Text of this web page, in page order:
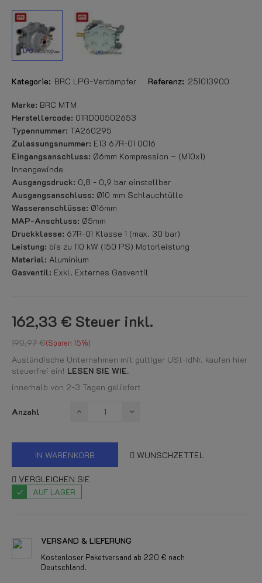
Kategorie: BRC LPG-Verdampfer Referenz: 251013900
Marke: BRC MTM
Herstellercode: 01RD00502653
Typennummer: TA260295
Zulassungsnummer: E13 67R-01 0016
Eingangsanschluss: Ø6mm Kompression – (M10x1)
Innengewinde
Ausgangsdruck: 0,8 - 0,9 bar einstellbar
Ausgangsanschluss: Ø10 mm Schlauchtülle
Wasseranschlüsse: Ø16mm
MAP-Anschluss: Ø5mm
Druckklasse: 67R-01 Klasse 1 (max. 30 bar)
Leistung: bis zu 110 kW (150 PS) Motorleistung
Material: Aluminium
Gasventil: Exkl. Externes Gasventil
162,33 € Steuer inkl.
190,97 € Sparen 15%
Ausländische Unternehmen mit gültiger USt-IdNr. kaufen hier
steuerfrei ein! LESEN SIE WIE.
innerhalb von 2-3 Tagen geliefert
Anzahl
IN WARENKORB WUNSCHZETTEL
VERGLEICHEN SIE
AUF LAGER
VERSAND & LIEFERUNG
Kostenloser Paketversand ab 220 € nach
Deutschland.